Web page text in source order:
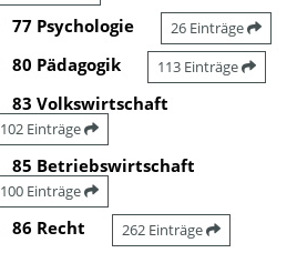
77 Psychologie 26 Einträge
80 Pädagogik 113 Einträge
83 Volkswirtschaft
102 Einträge
85 Betriebswirtschaft
100 Einträge
86 Recht 262 Einträge